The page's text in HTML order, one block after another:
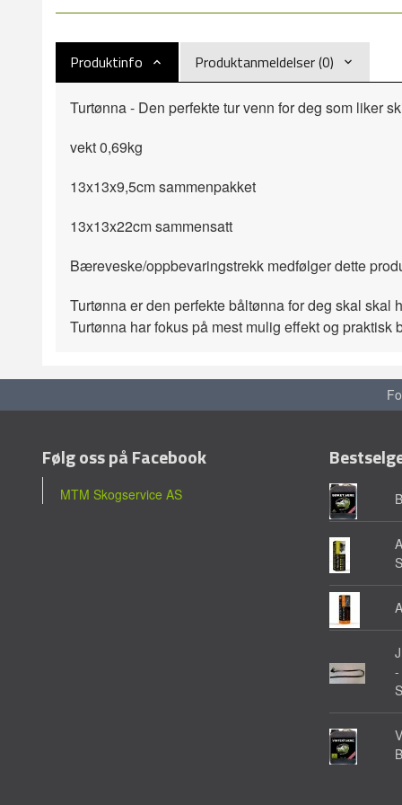
Produktinfo Produktanmeldelser (0)
Turtønna - Den perfekte tur venn for deg som liker
vekt 0,69kg
13x13x9,5cm sammenpakket
13x13x22cm sammensatt
Bæreveske/oppbevaringstrekk medfølger dette
Turtønna er den perfekte båltønna for deg skal
Turtønna har fokus på mest mulig effekt og praktisk
Følg oss på Facebook
MTM Skogservice AS
-